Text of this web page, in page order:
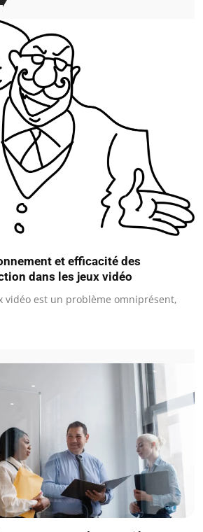
et efficacité des
dans les jeux vidéo
vidéo est un problème omniprésent,